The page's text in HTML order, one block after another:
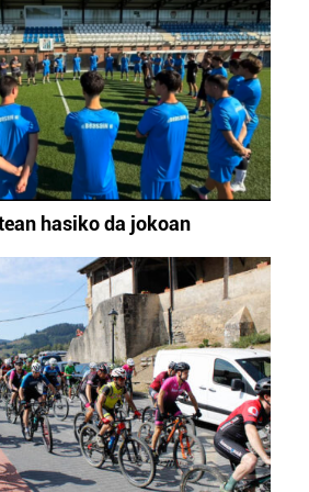
adierazpenean.
propioak eta hirugarrenen cookie-
ditu. Zure esperientzia eta
asmoz, cookie teknologiaz
hau onartuz gero, teknologia hori
ematen diguzu.Gehiago
hasiko da jokoan